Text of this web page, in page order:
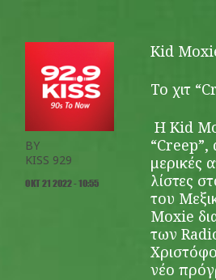
BY
KISS 929
ΟΚΤ 21 2022 - 10:55
Kid
Το χιτ
H Kid
“Creep”,
μερικές
λίστες
του
Moxie
των
νέο